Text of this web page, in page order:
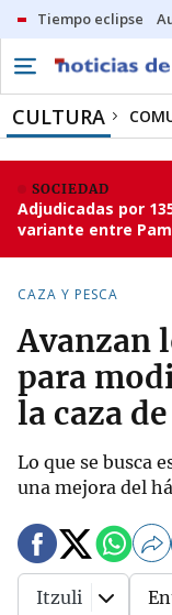
Tiempo eclipse
CULTURA
SOCIEDAD
Adjudicadas por
variante entre
CAZA Y PESCA
Avanzan
para
la caza
Lo que se busca
una mejora del
Itzuli